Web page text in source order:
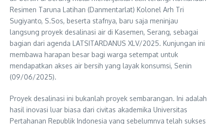
Resimen Taruna Latihan (Danmentarlat) Kolonel Arh Tri
Sugiyanto, S.Sos, beserta stafnya, baru saja meninjau
langsung proyek desalinasi air di Kasemen, Serang, sebagai
bagian dari agenda LATSITARDANUS XLV/2025. Kunjungan ini
membawa harapan besar bagi warga setempat untuk
mendapatkan akses air bersih yang layak konsumsi, Senin
(09/06/2025).
Proyek desalinasi ini bukanlah proyek sembarangan. Ini adalah
hasil inovasi luar biasa dari civitas akademika Universitas
Pertahanan Republik Indonesia yang sebelumnya telah sukses